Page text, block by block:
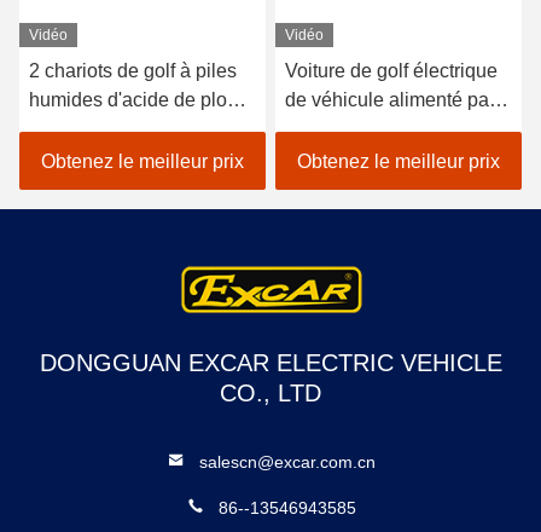
Vidéo
2 chariots de golf à piles
humides d'acide de plomb
de sièges/golf avec des
erreurs électrique de
voiture
Obtenez le meilleur prix
Vidéo
Voiture de golf électrique
de véhicule alimenté par
batterie au lithium 48V
EXCAR A1S6 + 2 blanc
Obtenez le meilleur prix
DONGGUAN EXCAR ELECTRIC VEHICLE
CO., LTD
salescn@excar.com.cn
86--13546943585